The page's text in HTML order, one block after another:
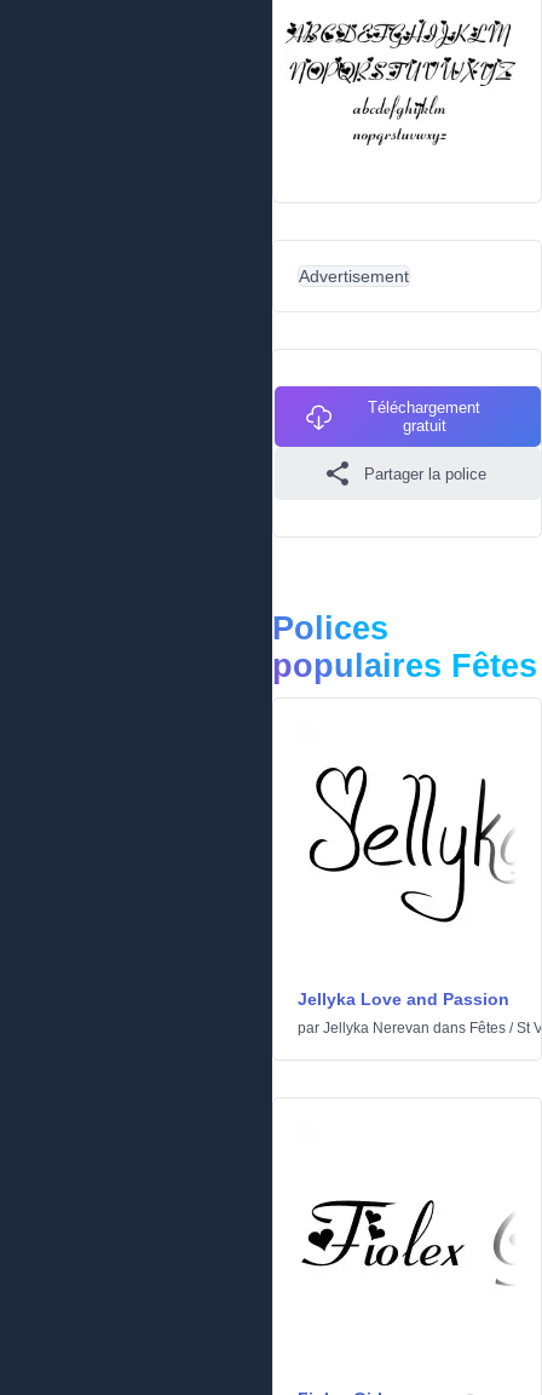
Advertisement
Téléchargement
gratuit
Partager la police
Polices
populaires Fêtes
Jellyka Love and Passion
par Jellyka Nerevan dans Fêtes /St